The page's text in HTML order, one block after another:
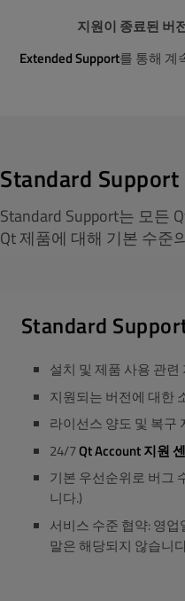
지원이 종료된 버
Extended Support를 통해 계
Standard Support
Standard Support는 모든
Qt 제품에 대해 기본 수준
Standard
설치 및 제품 사용 관련
지원되는 버전에 대한
라이선스 양도 및 복구
24/7Qt Account 지원
기본 우선순위로 버그
니다.)
서비스 수준 협약: 영
말은 해당되지 않습니